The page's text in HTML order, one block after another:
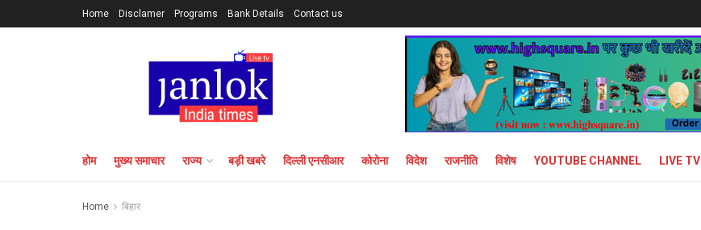
Home Disclamer Programs Bank Details Contact us
होम मुख्य समाचार राज्य बड़ी खबरे दिल्ली एनसीआर कोरोना विदेश राजनीति विशेष YOUTUBE CHANNEL LIVE TV
Home बिहार